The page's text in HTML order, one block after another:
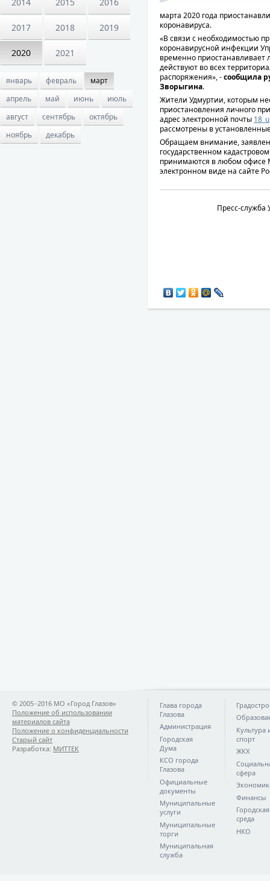
2017 2018 2019
2020 2021
январь февраль
март
апрель
май июнь
июль
август
сентябрь
октябрь
ноябрь
декабрь
марта 2020 года
коронавируса.
«В связи с необходимостью
коронавирусной инфекции
временно
действуют во всех
распоряжения», -сообщила
Зворыгина.
Жители Удмуртии, которым
приостановления личного
адрес электронной почты
рассмотрены в
Обращаем внимание,
государственном
принимаются в любом офисе
электронном виде на сайте
Пресс-служба
© 2005−2016 МО «Город Глазов»
Положение об использовании
материалов сайта
Положение о конфиденциальности
Старый сайт
Разработка: МИТТЕК
Глава города
Глазова
Администрация
Городская
Дума
КСО города
Глазова
Официальные
документы
Муниципальные
услуги
Муниципальные
торги
Муниципальная
служба
Культура
спорт
ЖКХ
сфера
Финансы
Городская
среда
НКО